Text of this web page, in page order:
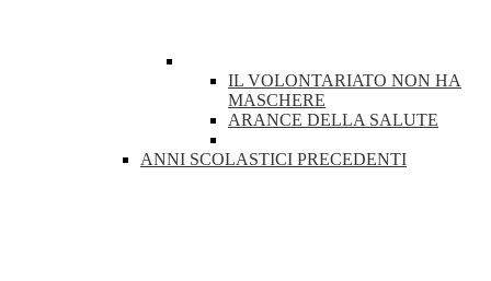
IL VOLONTARIATO NON HA
MASCHERE
ARANCE DELLA SALUTE
ANNI SCOLASTICI PRECEDENTI